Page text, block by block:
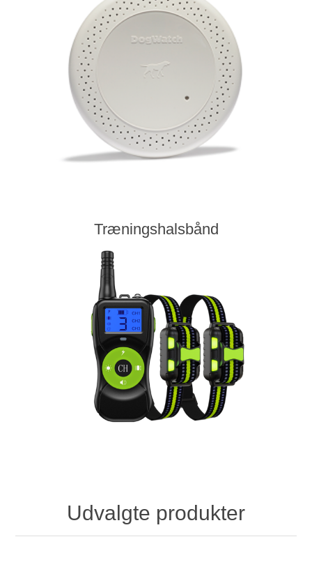
Træningshalsbånd
Udvalgte produkter